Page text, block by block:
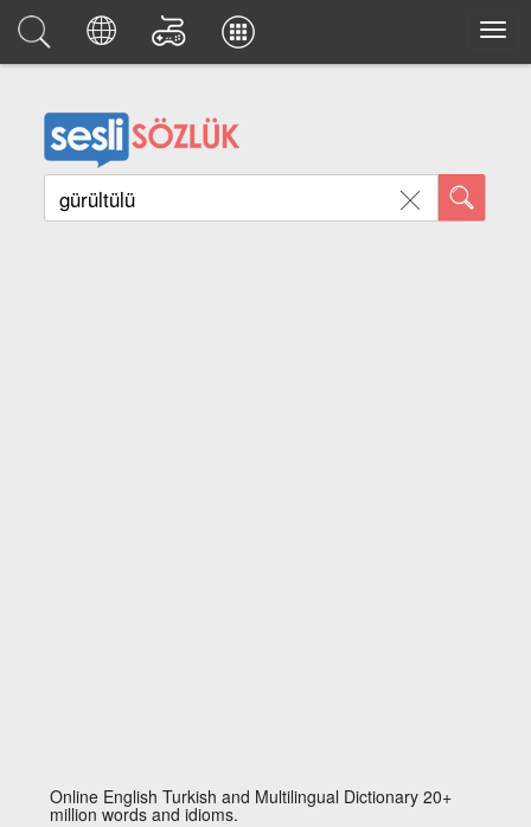
Online English Turkish and Multilingual Dictionary 20+
million words and idioms.